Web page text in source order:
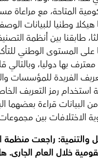
المتاحة، مع مراعاة
هيكلا وطنيا للبيانات
طابقنا بين أنظمة
على المستوى الوطني
بها دوليا، وبالتالي
الفريدة للمؤسسات
استخدام رمز التعريف
البيانات قراءة بعضهما
الاختلافات بين مجموعات
والتنمية: راجعت منظمة
خلال العام